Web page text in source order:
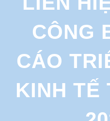
CÔNG
CÁO
KINH TẾ